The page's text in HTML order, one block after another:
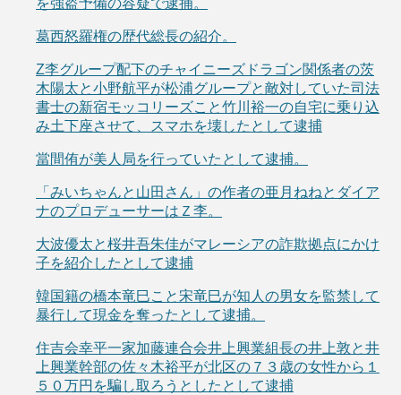
を強盗予備の容疑で逮捕。
葛西怒羅権の歴代総長の紹介。
Z李グループ配下のチャイニーズドラゴン関係者の茨
木陽太と小野航平が松浦グループと敵対していた司法
書士の新宿モッコリーズこと竹川裕一の自宅に乗り込
み土下座させて、スマホを壊したとして逮捕
當間侑が美人局を行っていたとして逮捕。
「みいちゃんと山田さん」の作者の亜月ねねとダイア
ナのプロデューサーはＺ李。
大波優太と桜井吾朱佳がマレーシアの詐欺拠点にかけ
子を紹介したとして逮捕
韓国籍の橋本竜巳こと宋竜巳が知人の男女を監禁して
暴行して現金を奪ったとして逮捕。
住吉会幸平一家加藤連合会井上興業組長の井上敦と井
上興業幹部の佐々木裕平が北区の７３歳の女性から１
５０万円を騙し取ろうとしたとして逮捕